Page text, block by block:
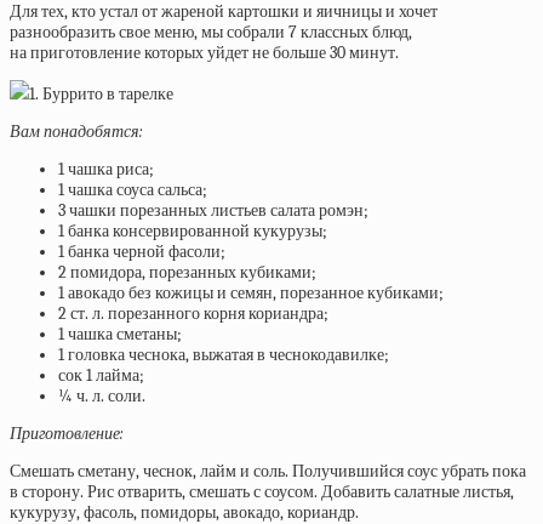
Для тех, кто устал от жареной картошки и яичницы и хочет
разнообразить свое меню, мы собрали 7 классных блюд,
на приготовление которых уйдет не больше 30 минут.
1. Буррито в тарелке
Вам понадобятся:
1 чашка риса;
1 чашка соуса сальса;
3 чашки порезанных листьев салата ромэн;
1 банка консервированной кукурузы;
1 банка черной фасоли;
2 помидора, порезанных кубиками;
1 авокадо без кожицы и семян, порезанное кубиками;
2 ст. л. порезанного корня кориандра;
1 чашка сметаны;
1 головка чеснока, выжатая в чеснокодавилке;
сок 1 лайма;
¼ ч. л. соли.
Приготовление:
Смешать сметану, чеснок, лайм и соль. Получившийся соус убрать пока
в сторону. Рис отварить, смешать с соусом. Добавить салатные листья,
кукурузу, фасоль, помидоры, авокадо, кориандр.